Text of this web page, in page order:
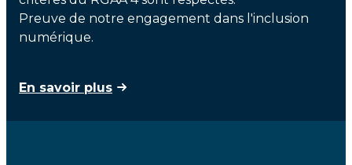
Preuve de notre engagement dans l'inclusion
numérique.
En savoir plus